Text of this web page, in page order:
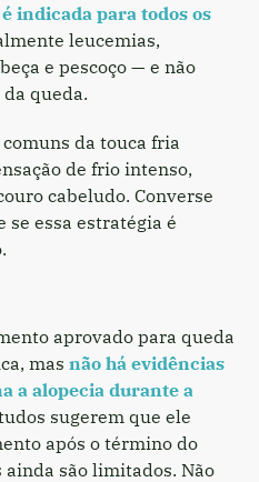
indicada para todos os
leucemias,
e pescoço — e não
queda.
da touca fria
de frio intenso,
cabeludo. Converse
se essa estratégia é
aprovado para queda
mas não há evidências
a alopecia durante a
sugerem que ele
após o término do
são limitados. Não